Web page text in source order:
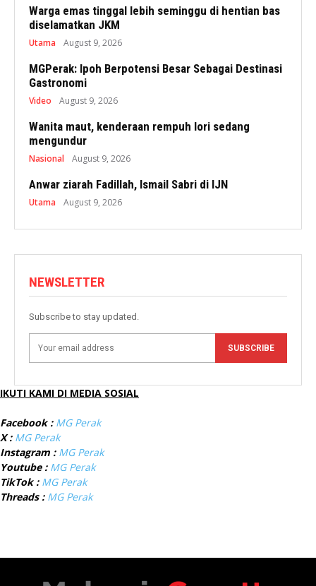
Warga emas tinggal lebih seminggu di hentian bas
diselamatkan JKM
Utama August 9, 2026
MGPerak: Ipoh Berpotensi Besar Sebagai Destinasi
Gastronomi
Video August 9, 2026
Wanita maut, kenderaan rempuh lori sedang
mengundur
Nasional August 9, 2026
Anwar ziarah Fadillah, Ismail Sabri di IJN
Utama August 9, 2026
NEWSLETTER
Subscribe to stay updated.
SUBSCRIBE
IKUTI KAMI DI MEDIA SOSIAL
Facebook : MG Perak
X : MG Perak
Instagram : MG Perak
Youtube : MG Perak
TikTok : MG Perak
Threads : MG Perak